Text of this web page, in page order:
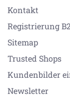
Kontakt
Registrierung
Sitemap
Trusted Shops
Kundenbilder
Newsletter